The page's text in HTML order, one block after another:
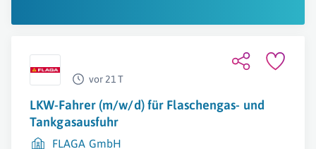
vor 21 T
LKW-Fahrer (m/w/d) für Flaschengas- und
Tankgasausfuhr
FLAGA GmbH